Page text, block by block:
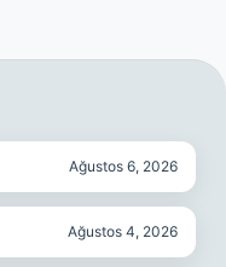
Ağustos 6, 2026
Ağustos 4, 2026